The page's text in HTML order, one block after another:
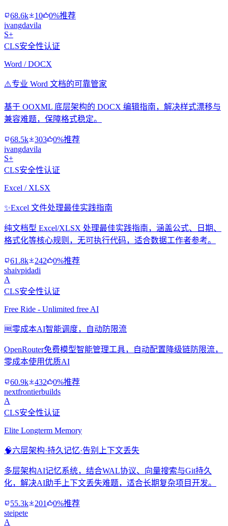
68.6k 10
0%推荐
ivangdavila
S+
CLS安全性认证
Word / DOCX
⚠️专业 Word 文档的可靠管家
基于 OOXML 底层架构的 DOCX 编辑指南，解决样式漂移与
兼容难题，保障格式稳定。
68.5k 303
0%推荐
ivangdavila
S+
CLS安全性认证
Excel / XLSX
✨Excel 文件处理最佳实践指南
纯文档型 Excel/XLSX 处理最佳实践指南，涵盖公式、日期、
格式化等核心规则，无可执行代码，适合数据工作者参考。
61.8k 242
0%推荐
shaivpidadi
A
CLS安全性认证
Free Ride - Unlimited free AI
🆓零成本AI智能调度，自动防限流
OpenRouter免费模型智能管理工具，自动配置降级链防限流，
零成本使用优质AI
60.9k 432
0%推荐
nextfrontierbuilds
A
CLS安全性认证
Elite Longterm Memory
🧠六层架构·持久记忆·告别上下文丢失
多层架构AI记忆系统，结合WAL协议、向量搜索与Git持久
化，解决AI助手上下文丢失难题，适合长期复杂项目开发。
55.3k 201
0%推荐
steipete
A